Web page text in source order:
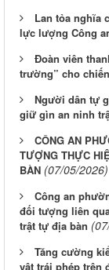
Lan tỏa nghĩa
lực lượng Công
Đoàn viên
trường” cho
Người dân tự
giữ gìn an ninh
CÔNG AN
TƯỢNG THỰC
BÀN (07/05/2026)
Công an
đối tượng liên
trật tự địa bàn
Tăng cường
vật trái phép trên